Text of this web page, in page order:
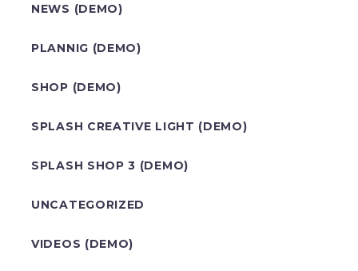
NEWS (DEMO)
PLANNIG (DEMO)
SHOP (DEMO)
SPLASH CREATIVE LIGHT (DEMO)
SPLASH SHOP 3 (DEMO)
UNCATEGORIZED
VIDEOS (DEMO)